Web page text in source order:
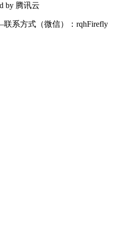
by 腾讯云
系方式（微信）：rqhFirefly